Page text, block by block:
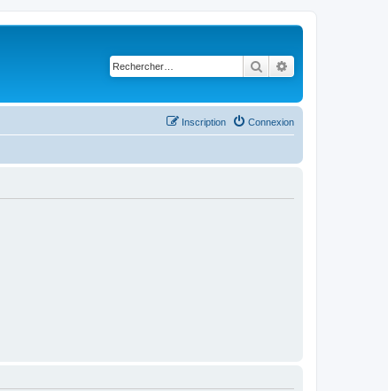
Rechercher
Connexion
Inscription